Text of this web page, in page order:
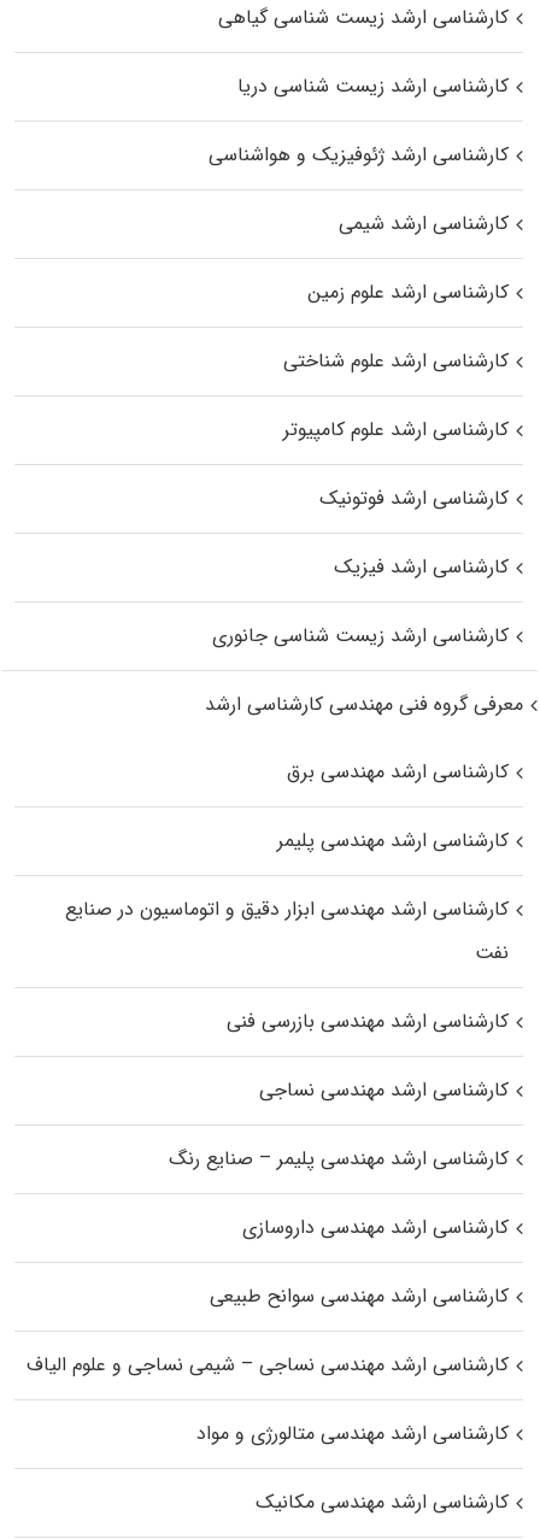
کارشناسی ارشد زیست‌ شناسی گیاهی
کارشناسی ارشد زیست‌ شناسی دریا
کارشناسی ارشد ژئوفیزیک و هواشناسی
کارشناسی ارشد شیمی
کارشناسی ارشد علوم زمین
کارشناسی ارشد علوم شناختی
کارشناسی ارشد علوم کامپیوتر
کارشناسی ارشد فوتونیک
کارشناسی ارشد فیزیک
کارشناسی ارشد زیست‌ شناسی جانوری
معرفی گروه فنی مهندسی کارشناسی ارشد
کارشناسی ارشد مهندسی برق
کارشناسی ارشد مهندسی پلیمر
کارشناسی ارشد مهندسی ابزار دقیق و اتوماسیون در صنایع
نفت
کارشناسی ارشد مهندسی بازرسی فنی
کارشناسی ارشد مهندسی نساجی
کارشناسی ارشد مهندسی پلیمر – صنایع رنگ
کارشناسی ارشد مهندسی داروسازی
کارشناسی ارشد مهندسی سوانح طبیعی
کارشناسی ارشد مهندسی نساجی – شیمی نساجی و علوم الیاف
کارشناسی ارشد مهندسی متالورژی و مواد
کارشناسی ارشد مهندسی مکانیک